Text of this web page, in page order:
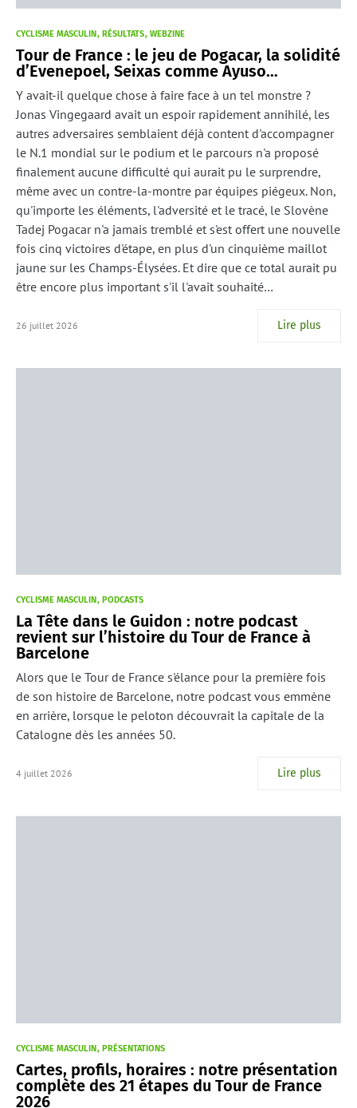
CYCLISME MASCULIN RÉSULTATS WEBZINE
Tour de France : le jeu de Pogacar, la solidité
d’Evenepoel, Seixas comme Ayuso…
Y avait-il quelque chose à faire face à un tel monstre ?
Jonas Vingegaard avait un espoir rapidement annihilé, les
autres adversaires semblaient déjà content d'accompagner
le N.1 mondial sur le podium et le parcours n'a proposé
finalement aucune difficulté qui aurait pu le surprendre,
même avec un contre-la-montre par équipes piégeux. Non,
qu'importe les éléments, l'adversité et le tracé, le Slovène
Tadej Pogacar n'a jamais tremblé et s'est offert une nouvelle
fois cinq victoires d'étape, en plus d'un cinquième maillot
jaune sur les Champs-Élysées. Et dire que ce total aurait pu
être encore plus important s'il l'avait souhaité…
26 juillet 2026 Lire plus
CYCLISME MASCULIN PODCASTS
La Tête dans le Guidon : notre podcast
revient sur l’histoire du Tour de France à
Barcelone
Alors que le Tour de France s'élance pour la première fois
de son histoire de Barcelone, notre podcast vous emmène
en arrière, lorsque le peloton découvrait la capitale de la
Catalogne dès les années 50.
4 juillet 2026 Lire plus
CYCLISME MASCULIN PRÉSENTATIONS
Cartes, profils, horaires : notre présentation
complète des 21 étapes du Tour de France
2026